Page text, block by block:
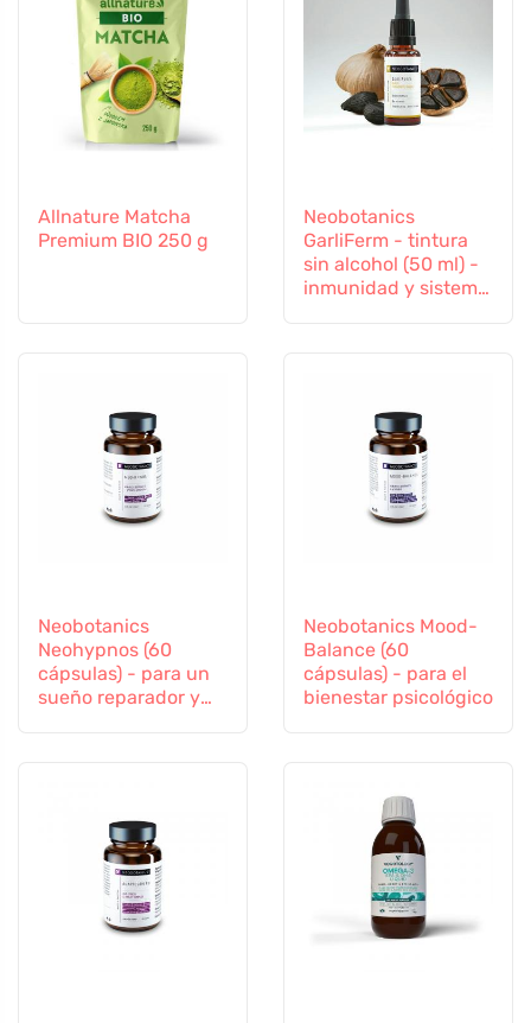
Allnature Matcha
Premium BIO 250 g
Neobotanics
GarliFerm - tintura
sin alcohol (50 ml) -
inmunidad y sistema
Neobotanics
Neohypnos (60
cápsulas) - para un
sueño reparador y
Neobotanics Mood-
Balance (60
cápsulas) - para el
bienestar psicológico